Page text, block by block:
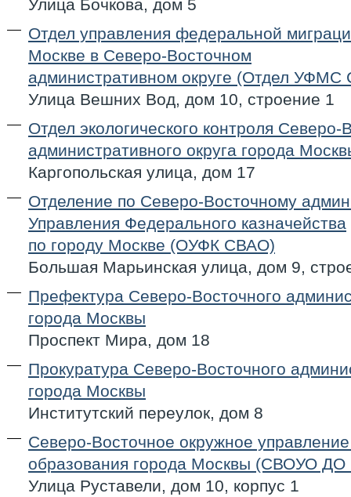
Улица Бочкова, дом 5
Отдел управления федеральной
Москве в Северо-Восточном
административном округе (Отдел
Улица Вешних Вод, дом 10, строение 1
Отдел экологического контроля Северо-
административного округа города
Каргопольская улица, дом 17
Отделение по Северо-Восточному
Управления Федерального казначейства
по городу Москве (ОУФК СВАО)
Большая Марьинская улица, дом 9,
Префектура Северо-Восточного
города Москвы
Проспект Мира, дом 18
Прокуратура Северо-Восточного
города Москвы
Институтский переулок, дом 8
Северо-Восточное окружное
образования города Москвы (СВОУО ДО
Улица Руставели, дом 10, корпус 1